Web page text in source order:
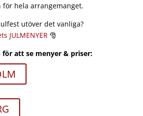
för hela arrangemanget.
utöver det vanliga?
JULMENYER🎅
för att se menyer & priser: